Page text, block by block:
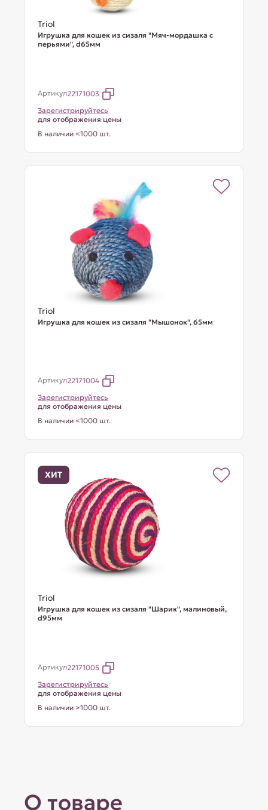
Triol
Игрушка для кошек из сизаля "Мяч-мордашка с
перьями", d65мм
Артикул22171003
Зарегистрируйтесь
для отображения цены
В наличии <1000 шт.
Triol
Игрушка для кошек из сизаля "Мышонок", 65мм
Артикул22171004
Зарегистрируйтесь
для отображения цены
В наличии <1000 шт.
ХИТ
Triol
Игрушка для кошек из сизаля "Шарик", малиновый,
d95мм
Артикул22171005
Зарегистрируйтесь
для отображения цены
В наличии >1000 шт.
О товаре